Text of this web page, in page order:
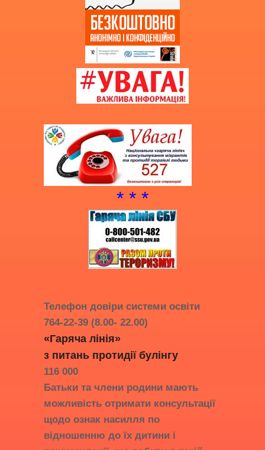
* * *
Телефон довіри системи освіти
764-22-39 (8.00- 22.00)
«Гаряча лінія»
з питань протидії булінгу
116 000
Батьки та члени родини мають
можливість отримати консультації
щодо ознак насилля по
відношенню до їх дитини і